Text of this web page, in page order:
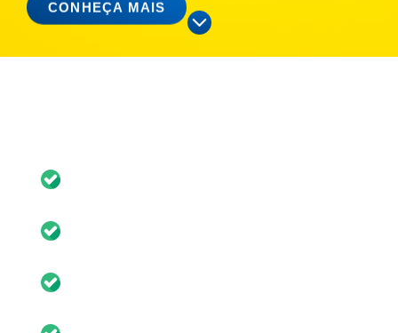
CONHEÇA MAIS